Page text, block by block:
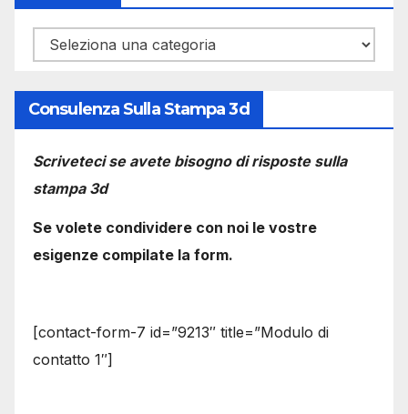
Categorie
Consulenza Sulla Stampa 3d
Scriveteci se avete bisogno di risposte sulla
stampa 3d
Se volete condividere con noi le vostre
esigenze compilate la form.
[contact-form-7 id=”9213″ title=”Modulo di
contatto 1″]